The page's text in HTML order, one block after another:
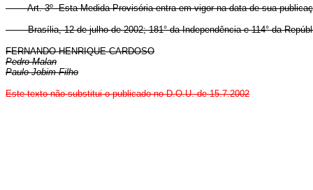
Art. 3º Esta Medida Provisória entra em vigor na data de sua
Brasília, 12 de julho de 2002; 181° da Independência e 114° da
FERNANDO HENRIQUE CARDOSO
Pedro Malan
Paulo Jobim Filho
Este texto não substitui o publicado no D.O.U. de 15.7.2002